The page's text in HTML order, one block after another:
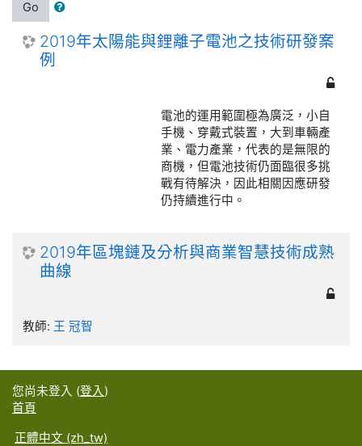
Go
2019年太陽能與鋰離子電池之技術研發案
例
電池的運用範圍極為廣泛，小自
手機、穿戴式裝置，大到車輛產
業、電力產業，代表的是無限的
商機，但電池技術仍面臨很多挑
戰有待解決，因此相關因應研發
仍持續進行中。
2019年區塊鏈及分析與商業智慧技術成熟
曲線
教師: 王 冠智
您尚未登入 (登入)
首頁
正體中文 ‎(zh_tw)‎